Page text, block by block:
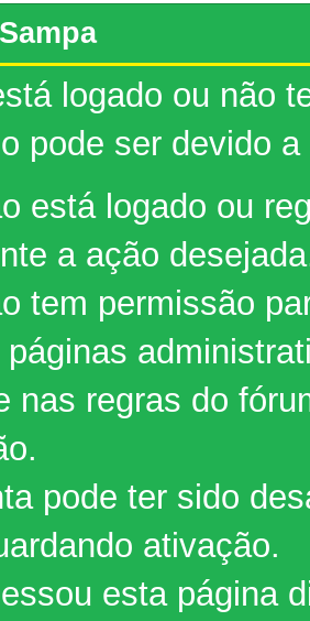
logado ou não
pode ser devido
está logado ou
a ação
tem permissão
nas regras do
pode ter sido
ativação.
esta página